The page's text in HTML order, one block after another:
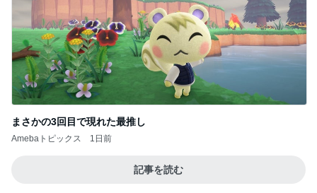
まさかの3回目で現れた最推し
Amebaトピックス 1日前
記事を読む